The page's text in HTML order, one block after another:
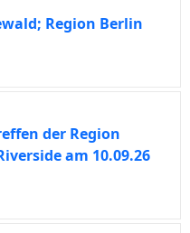
Region Berlin
der Region
am 10.09.26